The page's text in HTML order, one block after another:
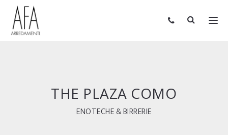
THE PLAZA COMO
ENOTECHE & BIRRERIE